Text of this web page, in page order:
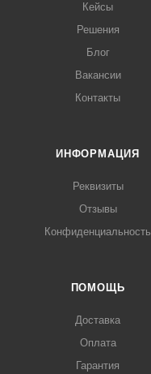
Кейсы
Решения
Блог
Вакансии
Контакты
ИНФОРМАЦИЯ
Реквизиты
Отзывы
Конфиденциальность
ПОМОЩЬ
Доставка
Оплата
Гарантия